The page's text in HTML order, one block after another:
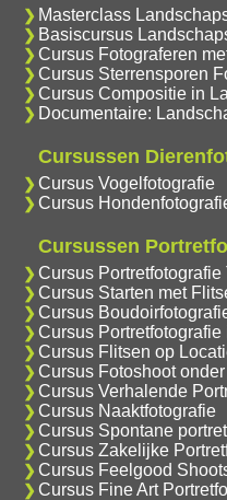
Masterclass
Basiscursus
Cursus Fotograferen
Cursus Sterrensporen
Cursus Compositie in
Documentaire:
Cursussen
Cursus Vogelfotografie
Cursus
Cursussen
Cursus Portretfotografie
Cursus Starten met
Cursus
Cursus
Cursus Flitsen op
Cursus Fotoshoot
Cursus Verhalende
Cursus Naaktfotografie
Cursus Spontane
Cursus Zakelijke
Cursus Feelgood
Cursus Fine Art